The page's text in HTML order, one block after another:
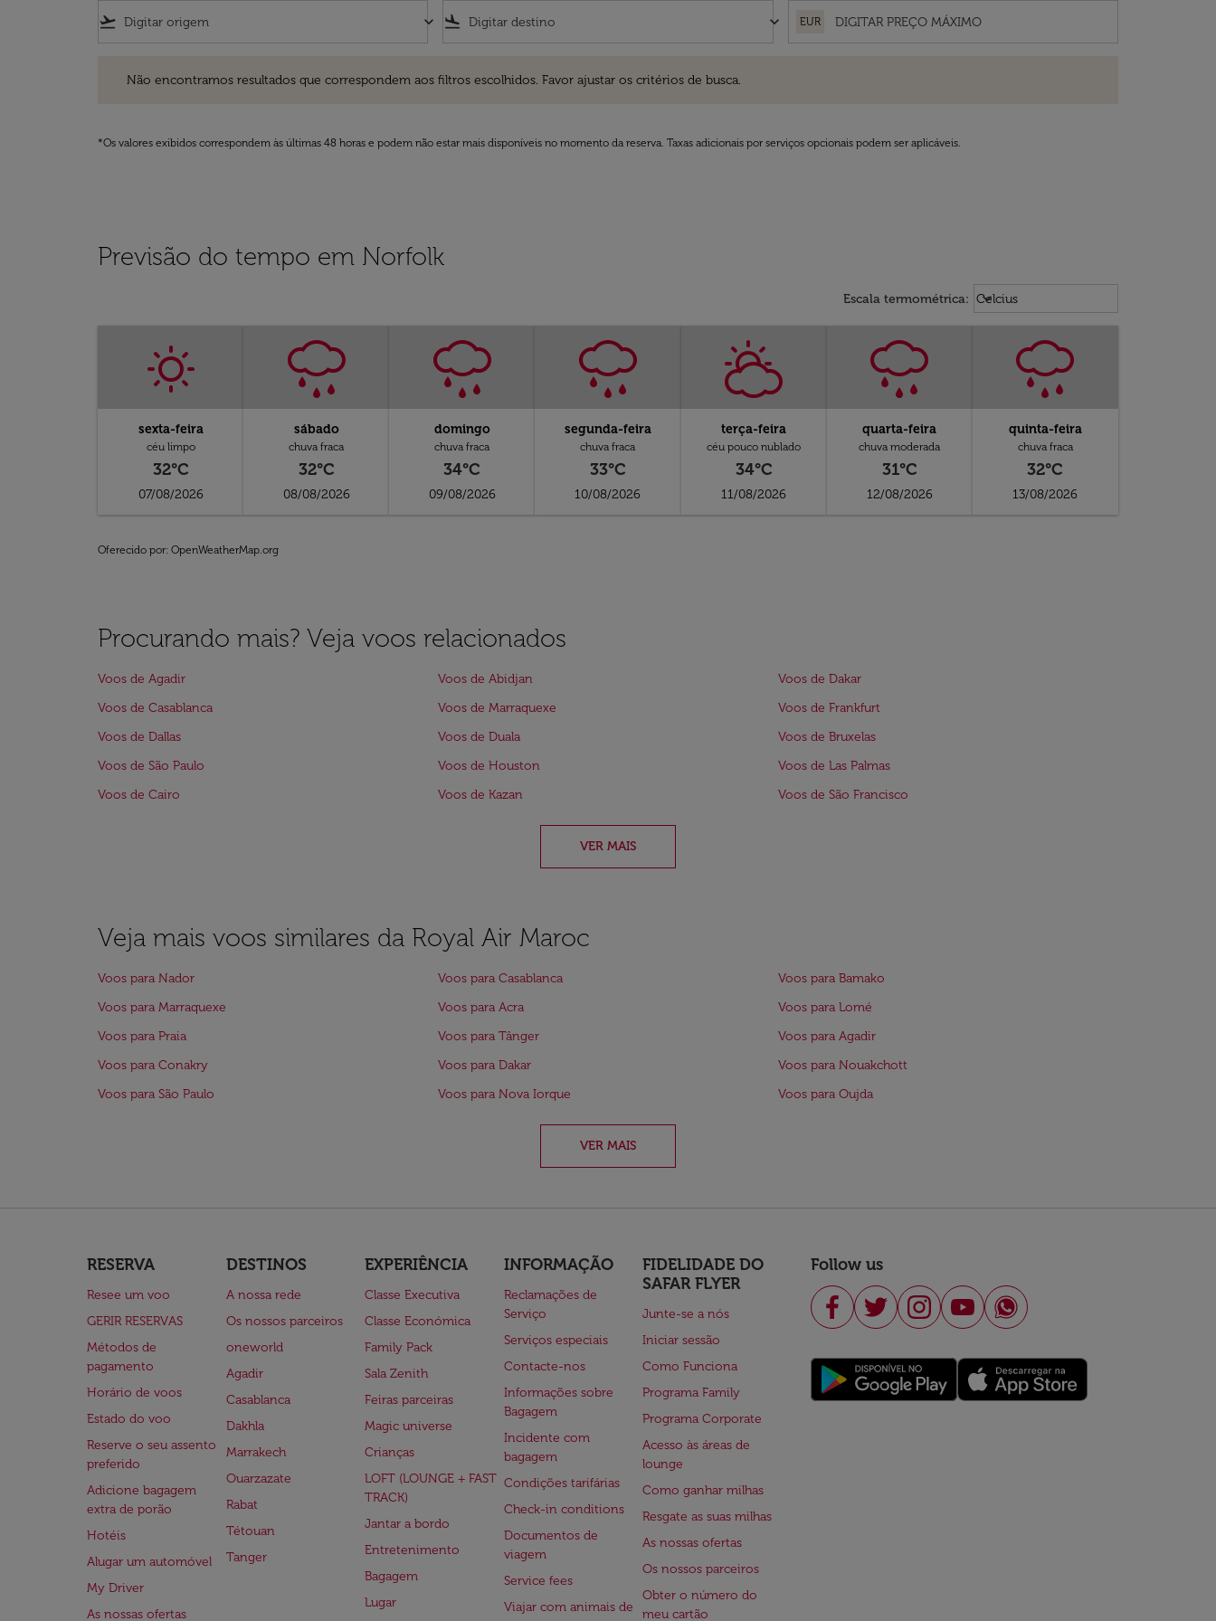
flight_takeoff keyboard_arrow_down flight_land keyboard_arrow_down EUR
Não encontramos resultados que correspondem aos filtros escolhidos. Favor ajustar os critérios de busca.
*Os valores exibidos correspondem às últimas 48 horas e podem não estar mais disponíveis no momento da reserva. Taxas adicionais por serviços opcionais podem ser aplicáveis.
Previsão do tempo em Norfolk
Escala termométrica: Weather unit option Celcius
Celcius
keyboard_arrow_down
sexta-feira
céu limpo
32°C
07/08/2026
sábado
chuva fraca
32°C
08/08/2026
domingo
chuva fraca
34°C
09/08/2026
segunda-feira
chuva fraca
33°C
10/08/2026
terça-feira
céu pouco nublado
34°C
11/08/2026
quarta-feira
chuva moderada
31°C
12/08/2026
quinta-feira
chuva fraca
32°C
13/08/2026
Oferecido por: OpenWeatherMap.org
Procurando mais? Veja voos relacionados
Voos de Agadir Voos de Abidjan
Voos de Dakar
Voos de Casablanca
Voos de Marraquexe
Voos de Frankfurt
Voos de Dallas
Voos de Duala
Voos de Bruxelas
Voos de São Paulo
Voos de Houston
Voos de Las Palmas
Voos de Cairo
Voos de Kazan Voos de São Francisco
VER MAIS
Veja mais voos similares da Royal Air Maroc
Voos para Nador Voos para Casablanca
Voos para Bamako
Voos para Marraquexe
Voos para Acra
Voos para Lomé
Voos para Praia
Voos para Tânger
Voos para Agadir
Voos para Conakry
Voos para Dakar
Voos para Nouakchott
Voos para São Paulo
Voos para Nova Iorque Voos para Oujda
VER MAIS
RESERVA
Resee um voo
GERIR RESERVAS
Métodos de
pagamento
Horário de voos
Estado do voo
Reserve o seu assento
preferido
Adicione bagagem
extra de porão
Hotéis
Alugar um automóvel
My Driver
As nossas ofertas
DESTINOS
A nossa rede
Os nossos parceiros
oneworld
Agadir
Casablanca
Dakhla
Marrakech
Ouarzazate
Rabat
Tétouan
Tanger
EXPERIÊNCIA
Classe Executiva
Classe Económica
Family Pack
Sala Zenith
Feiras parceiras
Magic universe
Crianças
LOFT (LOUNGE + FAST
TRACK)
Jantar a bordo
Entretenimento
Bagagem
Lugar
INFORMAÇÃO
Reclamações de
Serviço
Serviços especiais
Contacte-nos
Informações sobre
Bagagem
Incidente com
bagagem
Condições tarifárias
Check-in conditions
Documentos de
viagem
Service fees
Viajar com animais de
FIDELIDADE DO
SAFAR FLYER
Junte-se a nós
Iniciar sessão
Como Funciona
Programa Family
Programa Corporate
Acesso às áreas de
lounge
Como ganhar milhas
Resgate as suas milhas
As nossas ofertas
Os nossos parceiros
Obter o número do
meu cartão
Follow us